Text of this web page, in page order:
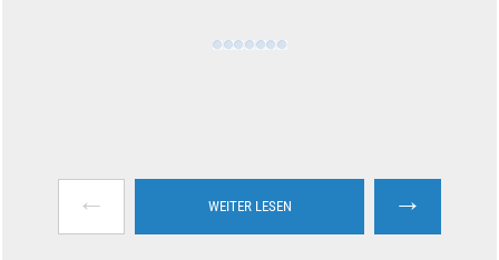
← WEITER LESEN →